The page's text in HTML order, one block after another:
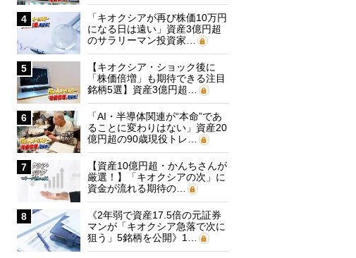
4
「キオクシアが再び株価10万円
になる日は遠い」資産3億円超
のサラリーマン投資家…
5
【キオクシア・ショック後に
「株価倍増」も期待できる注目
銘柄5選】資産3億円超…
6
「AI・半導体関連が“本命”であ
ることに変わりはない」資産20
億円超の90歳現役トレ…
7
【資産10億円超・かんちさんが
厳選！】「キオクシアの次」に
資金が流れる期待の…
8
《2年弱で資産17.5倍の元証券
マンが「キオクシア急落で次に
狙う」5銘柄を公開》1…